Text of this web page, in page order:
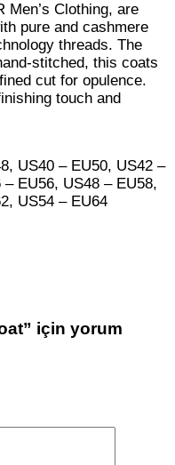
Men’s Clothing, are
pure and cashmere
threads. The
stitched, this coats
cut for opulence.
touch and
US40 – EU50, US42 –
EU56, US48 – EU58,
US54 – EU64
için yorum